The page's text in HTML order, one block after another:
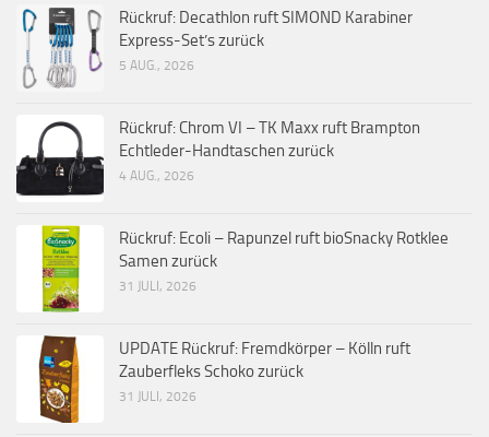
Rückruf: Decathlon ruft SIMOND Karabiner
Express-Set’s zurück
5 AUG., 2026
Rückruf: Chrom VI – TK Maxx ruft Brampton
Echtleder-Handtaschen zurück
4 AUG., 2026
Rückruf: Ecoli – Rapunzel ruft bioSnacky Rotklee
Samen zurück
31 JULI, 2026
UPDATE Rückruf: Fremdkörper – Kölln ruft
Zauberfleks Schoko zurück
31 JULI, 2026